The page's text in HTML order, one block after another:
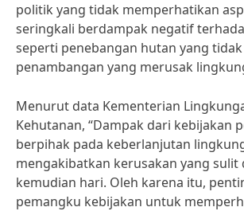
politik yang tidak memperhatikan
seringkali berdampak negatif
seperti penebangan hutan yang
penambangan yang merusak
Menurut data Kementerian
Kehutanan, “Dampak dari kebijakan
berpihak pada keberlanjutan
mengakibatkan kerusakan yang sulit
kemudian hari. Oleh karena itu,
pemangku kebijakan untuk